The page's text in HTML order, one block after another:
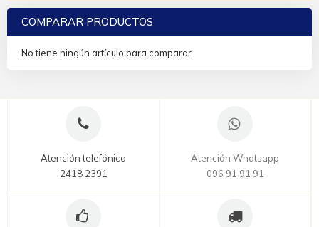
COMPARAR PRODUCTOS
No tiene ningún artículo para comparar.
Atención telefónica
2418 2391
Atención Whatsapp
096 91 91 91